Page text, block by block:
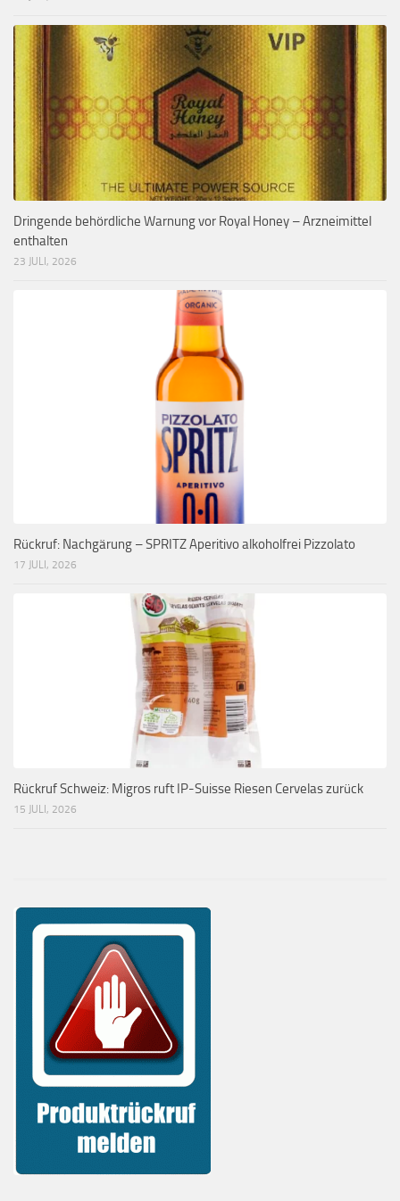
Dringende behördliche Warnung vor Royal Honey – Arzneimittel
enthalten
23 JULI, 2026
Rückruf: Nachgärung – SPRITZ Aperitivo alkoholfrei Pizzolato
17 JULI, 2026
Rückruf Schweiz: Migros ruft IP-Suisse Riesen Cervelas zurück
15 JULI, 2026